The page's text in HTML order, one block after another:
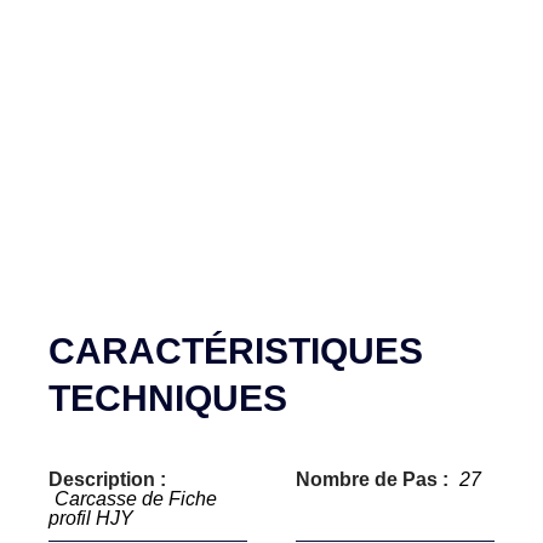
CARACTÉRISTIQUES
TECHNIQUES
Description :
Carcasse de Fiche
profil HJY
Nombre de Pas : 27